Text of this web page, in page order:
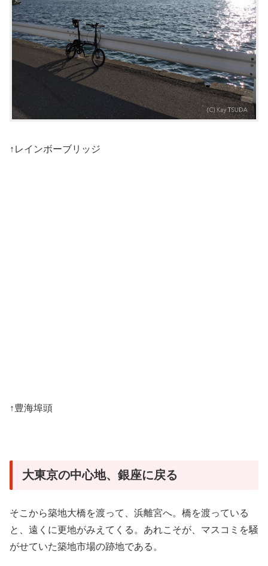
↑レインボーブリッジ
↑豊海埠頭
大東京の中心地、銀座に戻る
そこから築地大橋を渡って、浜離宮へ。橋を渡っている
と、遠くに更地がみえてくる。あれこそが、マスコミを騒
がせていた築地市場の跡地である。